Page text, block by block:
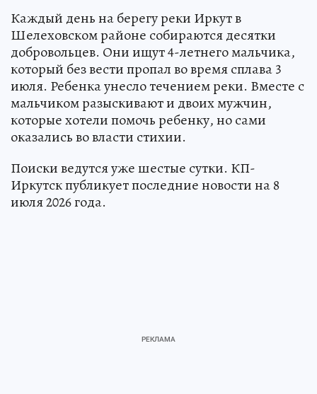
Каждый день на берегу реки Иркут в
Шелеховском районе собираются десятки
добровольцев. Они ищут 4-летнего мальчика,
который без вести пропал во время сплава 3
июля. Ребенка унесло течением реки. Вместе с
мальчиком разыскивают и двоих мужчин,
которые хотели помочь ребенку, но сами
оказались во власти стихии.
Поиски ведутся уже шестые сутки. КП-
Иркутск публикует последние новости на 8
июля 2026 года.